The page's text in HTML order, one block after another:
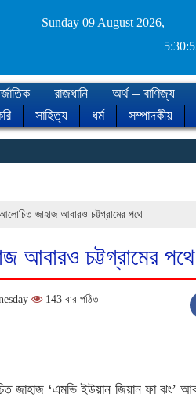
Sunday 09 August 2026,
রাজধানি অর্থ – বাণিজ্য
সাহিত্য ধর্ম সম্পাদকীয়
জাহাজ আবারও চট্টগ্রামের পথে
আবারও চট্টগ্রামের পথে
143 বার পঠিত
জাহাজ ‘এমভি ইউয়ান জিয়ান ফা